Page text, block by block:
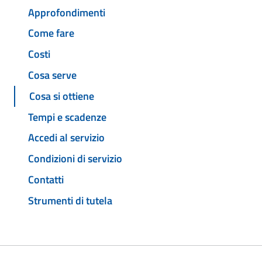
Approfondimenti
Come fare
Costi
Cosa serve
Cosa si ottiene
Tempi e scadenze
Accedi al servizio
Condizioni di servizio
Contatti
Strumenti di tutela